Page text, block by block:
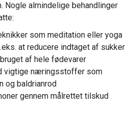
Nogle almindelige behandlinger
som meditation eller yoga
at reducere indtaget af sukker
af hele fødevarer
vigtige næringsstoffer som
og baldrianrod
gennem målrettet tilskud